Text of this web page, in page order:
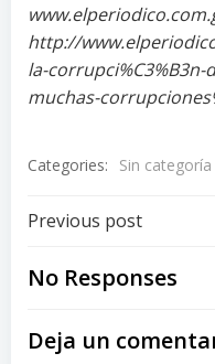
http://
la-
muchas-
Categories: Sin categoría
Post
navigation
Previous post
No Responses
Deja un